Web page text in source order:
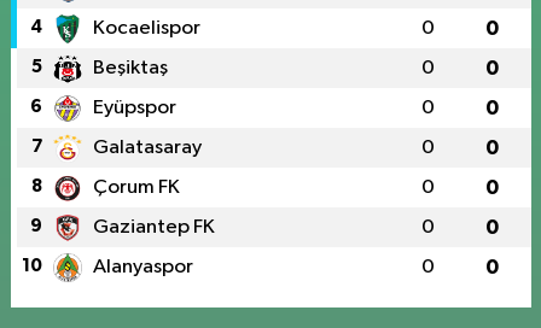
4 Kocaelispor 0 0
5 Beşiktaş 0 0
6 Eyüpspor 0 0
7 Galatasaray 0 0
8 Çorum FK 0 0
9 Gaziantep FK 0 0
10 Alanyaspor 0 0